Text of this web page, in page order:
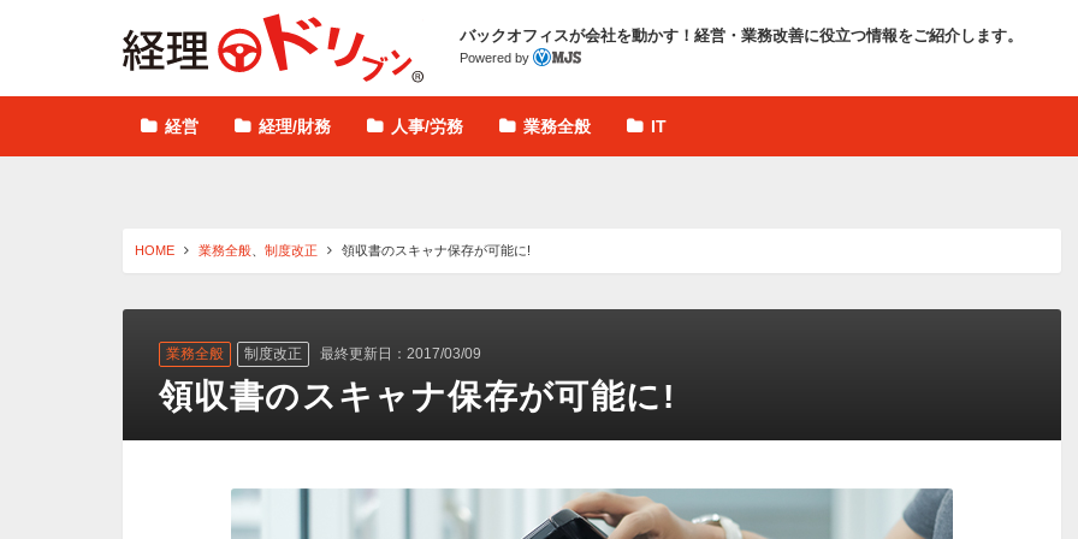
バックオフィスが会社を動かす！ 経営・業務改善に役立つ情報をご紹介します。
Powered by
経営 経理/財務 人事/労務 業務全般 IT
HOME 業務全般 制度改正 領収書のスキャナ保存が可能に!
業務全般 制度改正 最終更新日：2017/03/09
領収書のスキャナ保存が可能に!